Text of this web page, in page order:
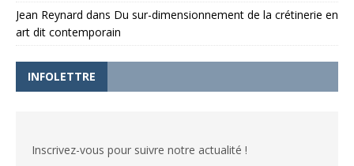
Jean Reynard dans Du sur-dimensionnement de la crétinerie en
art dit contemporain
INFOLETTRE
Inscrivez-vous pour suivre notre actualité !